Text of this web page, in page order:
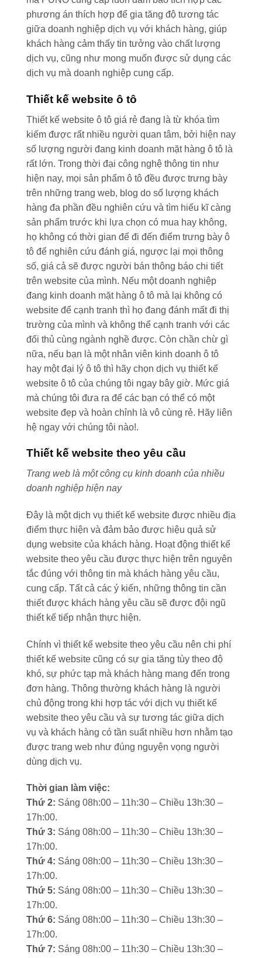
phương án thích hợp để gia tăng độ tương tác
giữa doanh nghiệp dịch vụ với khách hàng, giúp
khách hàng cảm thấy tin tưởng vào chất lượng
dịch vụ, cũng như mong muốn được sử dụng các
dịch vụ mà doanh nghiệp cung cấp.
Thiết kế website ô tô
Thiết kế website ô tô giá rẻ đang là từ khóa tìm
kiếm được rất nhiều người quan tâm, bởi hiện nay
số lượng người đang kinh doanh mặt hàng ô tô là
rất lớn. Trong thời đại công nghệ thông tin như
hiện nay, mọi sản phẩm ô tô đều được trưng bày
trên những trang web, blog do số lượng khách
hàng đa phần đều nghiên cứu và tìm hiểu kĩ càng
sản phẩm trước khi lựa chọn có mua hay không,
họ không có thời gian để đi đến điểm trưng bày ô
tô để nghiên cứu đánh giá, ngược lại mọi thông
số, giá cả sẽ được người bán thông báo chi tiết
trên website của mình. Nếu một doanh nghiệp
đang kinh doanh mặt hàng ô tô mà lại không có
website để cạnh tranh thì họ đang đánh mất đi thị
trường của mình và không thể cạnh tranh với các
đối thủ cùng ngành nghề được. Còn chần chừ gì
nữa, nếu bạn là một nhân viên kinh doanh ô tô
hay một đại lý ô tô thì hãy chọn dịch vụ thiết kế
website ô tô của chúng tôi ngay bây giờ. Mức giá
mà chúng tôi đưa ra để các bạn có thể có một
website đẹp và hoàn chỉnh là vô cùng rẻ. Hãy liên
hệ ngay với chúng tôi nào!.
Thiết kế website theo yêu cầu
Trang web là một công cụ kinh doanh của nhiều
doanh nghiệp hiện nay
Đây là một dịch vụ thiết kế website được nhiều địa
điểm thực hiện và đảm bảo được hiệu quả sử
dụng website của khách hàng. Hoạt động thiết kế
website theo yêu cầu được thực hiện trên nguyên
tắc đúng với thông tin mà khách hàng yêu cầu,
cung cấp. Tất cả các ý kiến, những thông tin cần
thiết được khách hàng yêu cầu sẽ được đội ngũ
thiết kế tiếp nhận thực hiện.
Chính vì thiết kế website theo yêu cầu nên chi phí
thiết kế website cũng có sự gia tăng tùy theo độ
khó, sự phức tạp mà khách hàng mang đến trong
đơn hàng. Thông thường khách hàng là người
chủ động trong khi hợp tác với dịch vụ thiết kế
website theo yêu cầu và sự tương tác giữa dịch
vụ và khách hàng có tần suất nhiều hơn nhằm tạo
được trang web như đúng nguyện vọng người
dùng dịch vụ.
Thời gian làm việc:
Thứ 2: Sáng 08h:00 – 11h:30 – Chiều 13h:30 –
17h:00.
Thứ 3: Sáng 08h:00 – 11h:30 – Chiều 13h:30 –
17h:00.
Thứ 4: Sáng 08h:00 – 11h:30 – Chiều 13h:30 –
17h:00.
Thứ 5: Sáng 08h:00 – 11h:30 – Chiều 13h:30 –
17h:00.
Thứ 6: Sáng 08h:00 – 11h:30 – Chiều 13h:30 –
17h:00.
Thứ 7: Sáng 08h:00 – 11h:30 – Chiều 13h:30 –